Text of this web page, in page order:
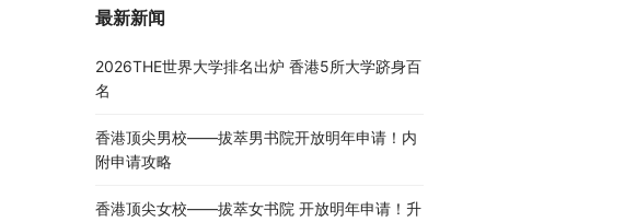
最新新闻
2026THE世界大学排名出炉 香港5所大学跻身百
名
香港顶尖男校——拔萃男书院开放明年申请！内
附申请攻略
香港顶尖女校——拔萃女书院 开放明年申请！升